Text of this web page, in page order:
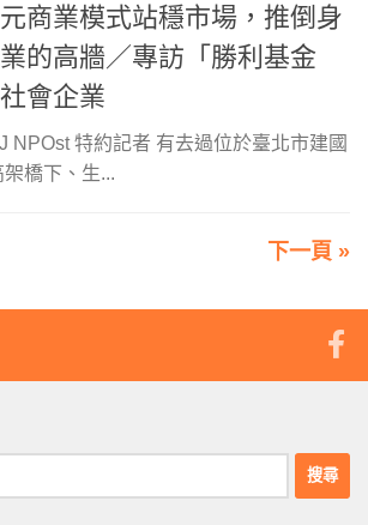
商業模式站穩市場，推倒身
的高牆／專訪「勝利基金
會企業
NPOst 特約記者 有去過位於臺北市建國
架橋下、生...
下一頁 »